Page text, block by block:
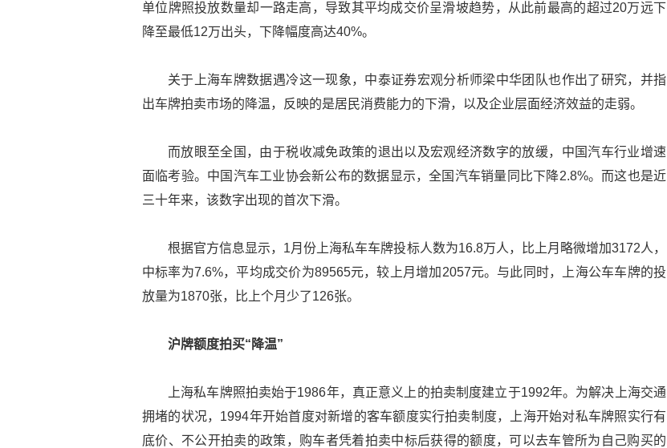
单位牌照投放数量却一路走高，导致其平均成交价呈滑坡趋势，从此前最高的超过20万远下
降至最低12万出头，下降幅度高达40%。
关于上海车牌数据遇冷这一现象，中泰证券宏观分析师梁中华团队也作出了研究，并指
出车牌拍卖市场的降温，反映的是居民消费能力的下滑，以及企业层面经济效益的走弱。
而放眼至全国，由于税收减免政策的退出以及宏观经济数字的放缓，中国汽车行业增速
面临考验。中国汽车工业协会新公布的数据显示，全国汽车销量同比下降2.8%。而这也是近
三十年来，该数字出现的首次下滑。
根据官方信息显示，1月份上海私车车牌投标人数为16.8万人，比上月略微增加3172人，
中标率为7.6%，平均成交价为89565元，较上月增加2057元。与此同时，上海公车车牌的投
放量为1870张，比上个月少了126张。
沪牌额度拍买“降温”
上海私车牌照拍卖始于1986年，真正意义上的拍卖制度建立于1992年。为解决上海交通
拥堵的状况，1994年开始首度对新增的客车额度实行拍卖制度，上海开始对私车牌照实行有
底价、不公开拍卖的政策，购车者凭着拍卖中标后获得的额度，可以去车管所为自己购买的